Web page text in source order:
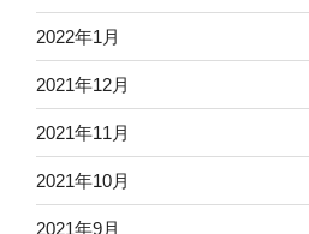
2022年1月
2021年12月
2021年11月
2021年10月
2021年9月